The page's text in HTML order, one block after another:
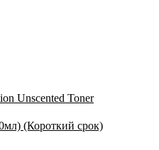
Unscented Toner
(Короткий срок)